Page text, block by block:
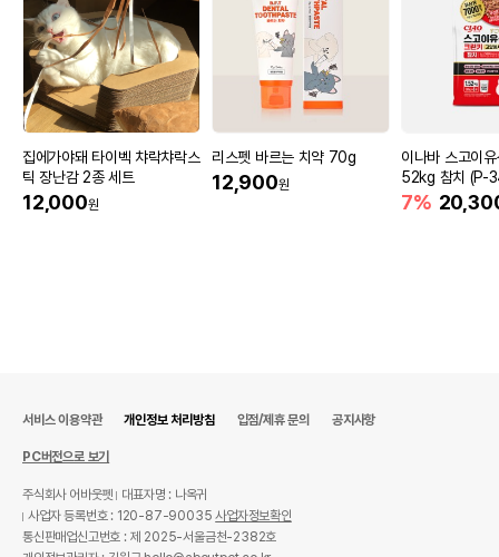
집에가야돼 타이벡 챠락챠락스
틱 장난감 2종 세트
12,000원
리스펫 바르는 치약 70g
12,900원
이나바 스고이
52kg 참치 (P-
7%
서비스 이용약관 개인정보 처리방침 입점/제휴 문의 공지사항
PC버전으로 보기
주식회사 어바웃펫
대표자명 : 나옥귀
사업자 등록번호 : 120-87-90035사업자정보확인
통신판매업신고번호 : 제 2025-서울금천-2382호